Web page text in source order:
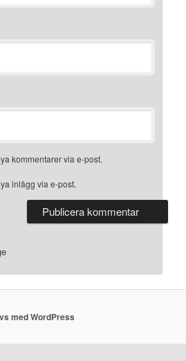
kommentarer via e-post.
inlägg via e-post.
med WordPress